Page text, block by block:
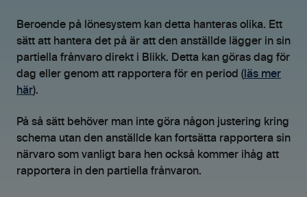
Beroende på lönesystem kan detta hanteras olika. Ett
sätt att hantera det på är att den anställde lägger in sin
partiella frånvaro direkt i Blikk. Detta kan göras dag för
dag eller genom att rapportera för en period ( läs mer
här).
På så sätt behöver man inte göra någon justering kring
schema utan den anställde kan fortsätta rapportera sin
närvaro som vanligt bara hen också kommer ihåg att
rapportera in den partiella frånvaron.